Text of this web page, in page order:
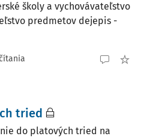
školy a vychovávateľstvo
predmetov dejepis -
tried
do platových tried na